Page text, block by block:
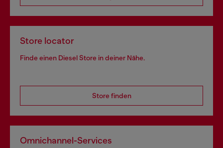
Store locator
Finde einen Diesel Store in deiner Nähe.
Store finden
Omnichannel-Services